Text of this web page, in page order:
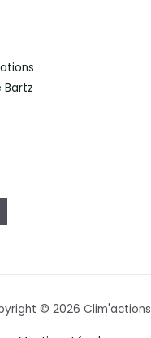
Bartz
© 2026 Clim'actions